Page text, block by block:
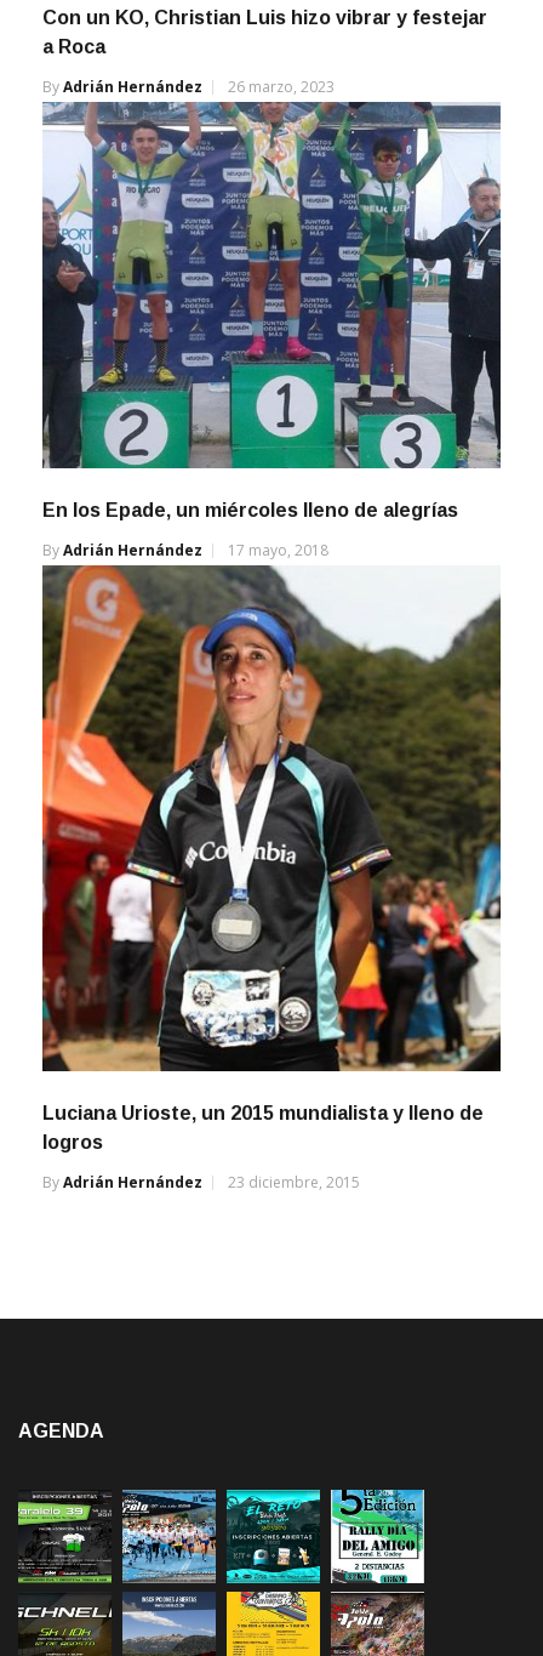
Con un KO, Christian Luis hizo vibrar y festejar
a Roca
ByAdrián Hernández 26 marzo, 2023
En los Epade, un miércoles lleno de alegrías
ByAdrián Hernández 17 mayo, 2018
Luciana Urioste, un 2015 mundialista y lleno de
logros
ByAdrián Hernández 23 diciembre, 2015
AGENDA